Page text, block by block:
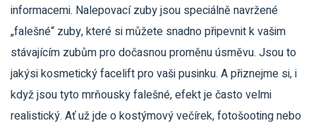
informacemi. Nalepovací zuby jsou speciálně navržené
„falešné“ zuby, které si můžete snadno připevnit k vašim
stávajícím zubům pro dočasnou proměnu úsměvu. Jsou to
jakýsi kosmetický facelift pro vaši pusinku. A přiznejme si, i
když jsou tyto mrňousky falešné, efekt je často velmi
realistický. Ať už jde o kostýmový večírek, fotošooting nebo